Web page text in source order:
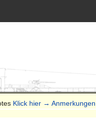
Klick hier →